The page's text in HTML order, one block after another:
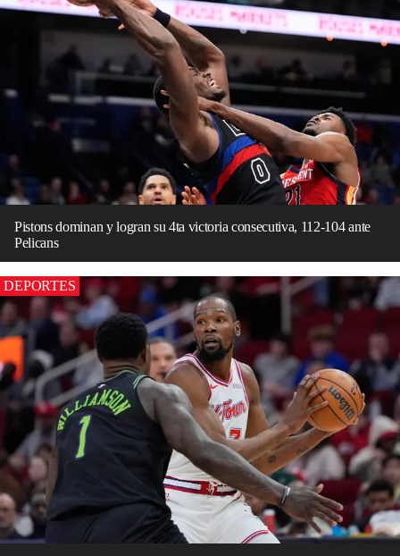
Pistons dominan y logran su 4ta victoria consecutiva, 112-104 ante
Pelicans
DEPORTES